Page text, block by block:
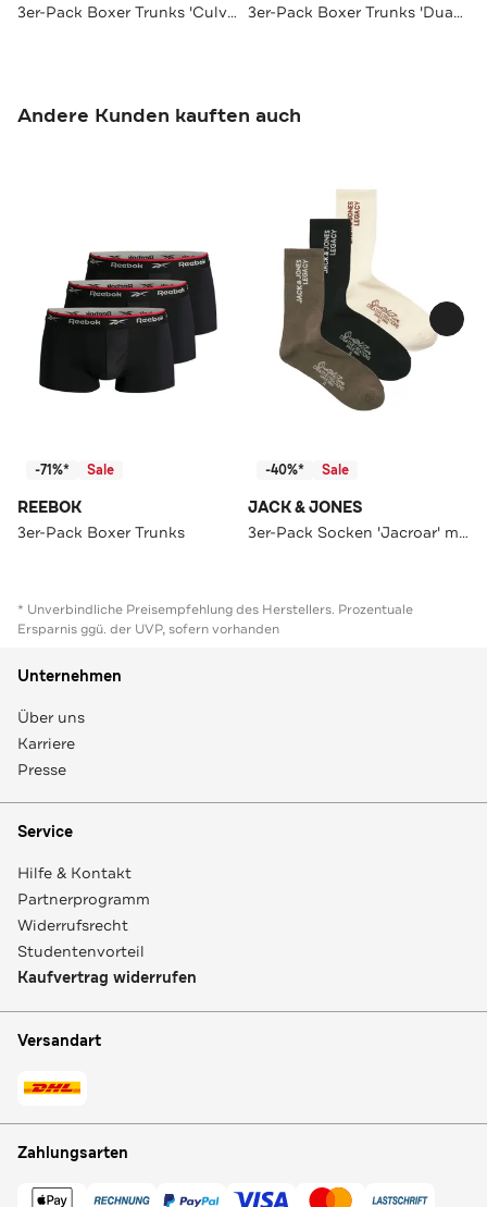
3er-Pack Boxer Trunks 'Culver' schwarz 3er-Pack Boxer Trunks 'Duane' schwarz
Andere Kunden kauften auch
-71%* Sale
REEBOK
3er-Pack Boxer Trunks
-40%* Sale
JACK & JONES
3er-Pack Socken 'Jacroar' mehrfarbig
* Unverbindliche Preisempfehlung des Herstellers. Prozentuale
Ersparnis ggü. der UVP, sofern vorhanden
Unternehmen
Über uns
Karriere
Presse
Service
Hilfe & Kontakt
Partnerprogramm
Widerrufsrecht
Studentenvorteil
Kaufvertrag widerrufen
Versandart
Zahlungsarten